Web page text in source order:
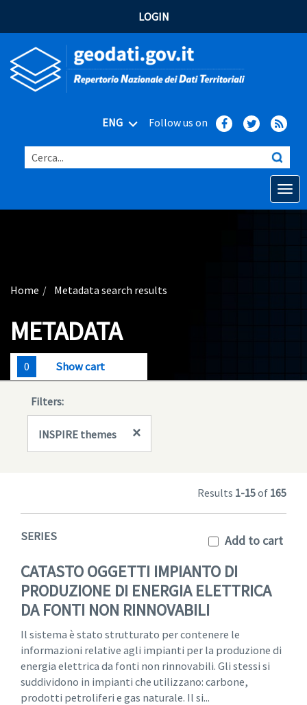
LOGIN
ENG Follow us on
Cerca...
Open
Advanced search
Geodata
Documents
News
Geoviewer
Tools
Home Metadata search results
METADATA
0 Show cart
Filters:
INSPIRE themes ×
Results 1-15of 165
SERIES Add to cart
CATASTO OGGETTI IMPIANTO DI
PRODUZIONE DI ENERGIA ELETTRICA
DA FONTI NON RINNOVABILI
Il sistema è stato strutturato per contenere le
informazioni relative agli impianti per la produzione di
energia elettrica da fonti non rinnovabili. Gli stessi si
suddividono in impianti che utilizzano: carbone,
prodotti petroliferi e gas naturale. Il si...